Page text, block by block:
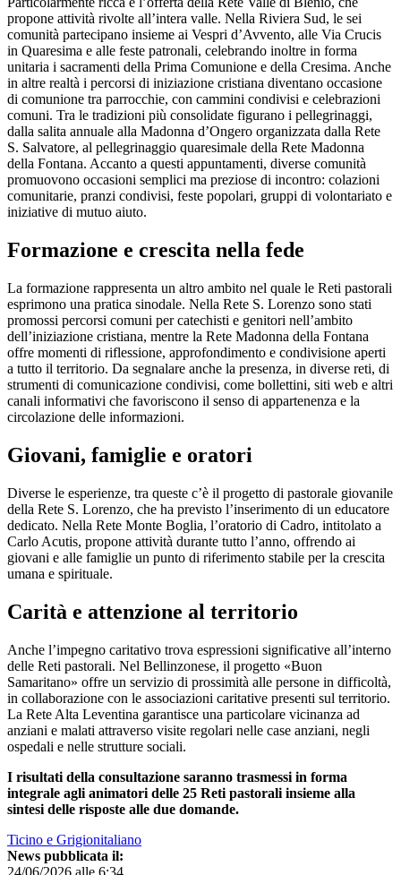
propone attività rivolte all’intera valle. Nella Riviera Sud, le sei
comunità partecipano insieme ai Vespri d’Avvento, alle Via Crucis
in Quaresima e alle feste patronali, celebrando inoltre in forma
unitaria i sacramenti della Prima Comunione e della Cresima. Anche
in altre realtà i percorsi di iniziazione cristiana diventano occasione
di comunione tra parrocchie, con cammini condivisi e celebrazioni
comuni. Tra le tradizioni più consolidate figurano i pellegrinaggi,
dalla salita annuale alla Madonna d’Ongero organizzata dalla Rete
S. Salvatore, al pellegrinaggio quaresimale della Rete Madonna
della Fontana. Accanto a questi appuntamenti, diverse comunità
promuovono occasioni semplici ma preziose di incontro: colazioni
comunitarie, pranzi condivisi, feste popolari, gruppi di volontariato e
iniziative di mutuo aiuto.
Formazione e crescita nella fede
La formazione rappresenta un altro ambito nel quale le Reti pastorali
esprimono una pratica sinodale. Nella Rete S. Lorenzo sono stati
promossi percorsi comuni per catechisti e genitori nell’ambito
dell’iniziazione cristiana, mentre la Rete Madonna della Fontana
offre momenti di riflessione, approfondimento e condivisione aperti
a tutto il territorio. Da segnalare anche la presenza, in diverse reti, di
strumenti di comunicazione condivisi, come bollettini, siti web e altri
canali informativi che favoriscono il senso di appartenenza e la
circolazione delle informazioni.
Giovani, famiglie e oratori
Diverse le esperienze, tra queste c’è il progetto di pastorale giovanile
della Rete S. Lorenzo, che ha previsto l’inserimento di un educatore
dedicato. Nella Rete Monte Boglia, l’oratorio di Cadro, intitolato a
Carlo Acutis, propone attività durante tutto l’anno, offrendo ai
giovani e alle famiglie un punto di riferimento stabile per la crescita
umana e spirituale.
Carità e attenzione al territorio
Anche l’impegno caritativo trova espressioni significative all’interno
delle Reti pastorali. Nel Bellinzonese, il progetto «Buon
Samaritano» offre un servizio di prossimità alle persone in difficoltà,
in collaborazione con le associazioni caritative presenti sul territorio.
La Rete Alta Leventina garantisce una particolare vicinanza ad
anziani e malati attraverso visite regolari nelle case anziani, negli
ospedali e nelle strutture sociali.
I risultati della consultazione saranno trasmessi in forma
integrale agli animatori delle 25 Reti pastorali insieme alla
sintesi delle risposte alle due domande.
Ticino e Grigionitaliano
News pubblicata il:
24/06/2026 alle 6:34